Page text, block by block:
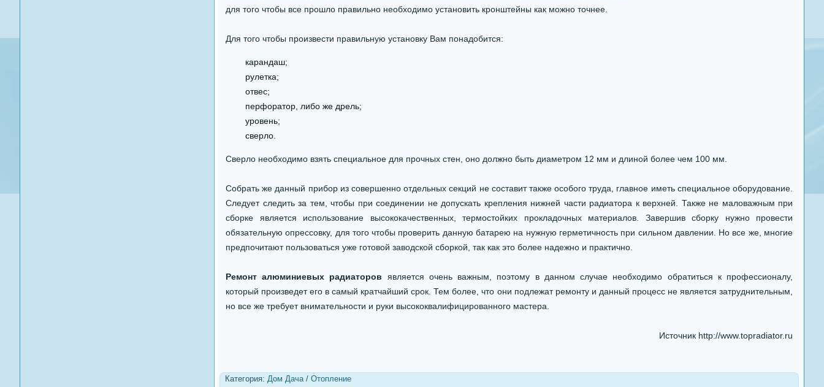
для того чтобы все прошло правильно необходимо установить кронштейны как можно точнее.
Для того чтобы произвести правильную установку Вам понадобится:
карандаш;
рулетка;
отвес;
перфоратор, либо же дрель;
уровень;
сверло.
Сверло необходимо взять специальное для прочных стен, оно должно быть диаметром 12 мм и длиной более чем 100 мм.
Собрать же данный прибор из совершенно отдельных секций не составит также особого труда, главное иметь специальное оборудование.
Следует следить за тем, чтобы при соединении не допускать крепления нижней части радиатора к верхней. Также не маловажным при
сборке является использование высококачественных, термостойких прокладочных материалов. Завершив сборку нужно провести
обязательную опрессовку, для того чтобы проверить данную батарею на нужную герметичность при сильном давлении. Но все же, многие
предпочитают пользоваться уже готовой заводской сборкой, так как это более надежно и практично.
Ремонт алюминиевых радиаторов является очень важным, поэтому в данном случае необходимо обратиться к профессионалу,
который произведет его в самый кратчайший срок. Тем более, что они подлежат ремонту и данный процесс не является затруднительным,
но все же требует внимательности и руки высококвалифицированного мастера.
Источник http://www.topradiator.ru
Категория: Дом Дача/ Отопление